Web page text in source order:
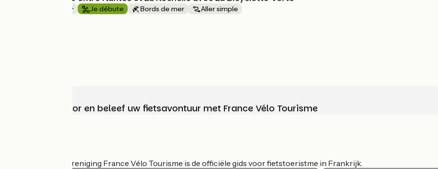
1 semaine et + Je débute Bords de mer Aller simple
Kies, bereid voor en beleef uw fietsavontuur met France Vélo Tourisme
De nationale vereniging France Vélo Tourisme is de officiële gids voor fietstoeristme in Frankrijk.